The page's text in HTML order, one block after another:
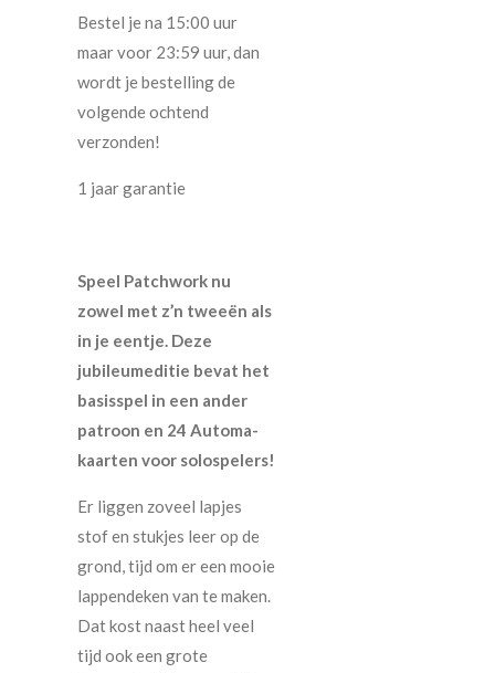
Bestel je na 15:00 uur
maar voor 23:59 uur, dan
wordt je bestelling de
volgende ochtend
verzonden!
1 jaar garantie
Speel Patchwork nu
zowel met z’n tweeën als
in je eentje. Deze
jubileumeditie bevat het
basisspel in een ander
patroon en 24 Automa-
kaarten voor solospelers!
Er liggen zoveel lapjes
stof en stukjes leer op de
grond, tijd om er een mooie
lappendeken van te maken.
Dat kost naast heel veel
tijd ook een grote